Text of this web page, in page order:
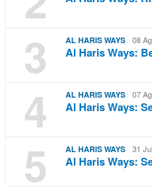
3 AL HARIS WAYS 08
Al Haris Ways:
4 AL HARIS WAYS 07
Al Haris Ways:
5 AL HARIS WAYS 31
Al Haris Ways: